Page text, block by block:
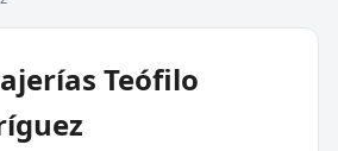
Teófilo